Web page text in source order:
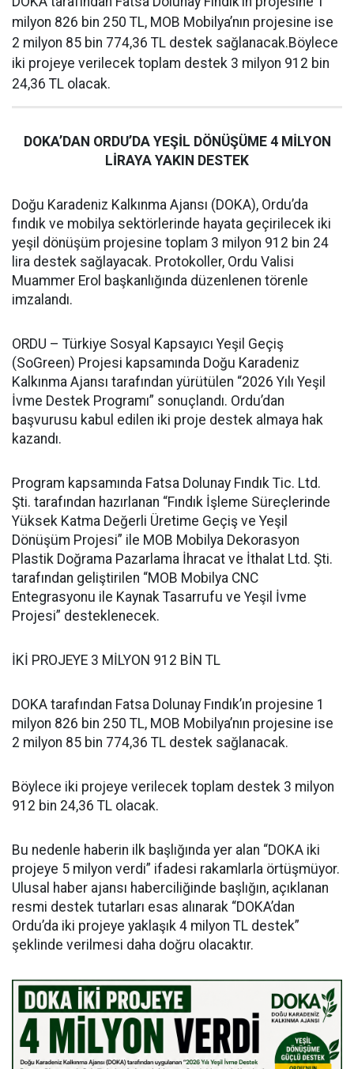
milyon 826 bin 250 TL, MOB Mobilya’nın projesine ise
2 milyon 85 bin 774,36 TL destek sağlanacak.Böylece
iki projeye verilecek toplam destek 3 milyon 912 bin
24,36 TL olacak.
DOKA’DAN ORDU’DA YEŞİL DÖNÜŞÜME 4 MİLYON
LİRAYA YAKIN DESTEK
Doğu Karadeniz Kalkınma Ajansı (DOKA), Ordu’da
fındık ve mobilya sektörlerinde hayata geçirilecek iki
yeşil dönüşüm projesine toplam 3 milyon 912 bin 24
lira destek sağlayacak. Protokoller, Ordu Valisi
Muammer Erol başkanlığında düzenlenen törenle
imzalandı.
ORDU – Türkiye Sosyal Kapsayıcı Yeşil Geçiş
(SoGreen) Projesi kapsamında Doğu Karadeniz
Kalkınma Ajansı tarafından yürütülen “2026 Yılı Yeşil
İvme Destek Programı” sonuçlandı. Ordu’dan
başvurusu kabul edilen iki proje destek almaya hak
kazandı.
Program kapsamında Fatsa Dolunay Fındık Tic. Ltd.
Şti. tarafından hazırlanan “Fındık İşleme Süreçlerinde
Yüksek Katma Değerli Üretime Geçiş ve Yeşil
Dönüşüm Projesi” ile MOB Mobilya Dekorasyon
Plastik Doğrama Pazarlama İhracat ve İthalat Ltd. Şti.
tarafından geliştirilen “MOB Mobilya CNC
Entegrasyonu ile Kaynak Tasarrufu ve Yeşil İvme
Projesi” desteklenecek.
İKİ PROJEYE 3 MİLYON 912 BİN TL
DOKA tarafından Fatsa Dolunay Fındık’ın projesine 1
milyon 826 bin 250 TL, MOB Mobilya’nın projesine ise
2 milyon 85 bin 774,36 TL destek sağlanacak.
Böylece iki projeye verilecek toplam destek 3 milyon
912 bin 24,36 TL olacak.
Bu nedenle haberin ilk başlığında yer alan “DOKA iki
projeye 5 milyon verdi” ifadesi rakamlarla örtüşmüyor.
Ulusal haber ajansı haberciliğinde başlığın, açıklanan
resmi destek tutarları esas alınarak “DOKA’dan
Ordu’da iki projeye yaklaşık 4 milyon TL destek”
şeklinde verilmesi daha doğru olacaktır.